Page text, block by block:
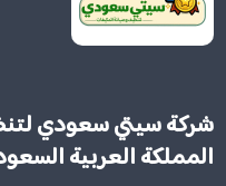
شركة سيتي سعودي
المملكة العربية